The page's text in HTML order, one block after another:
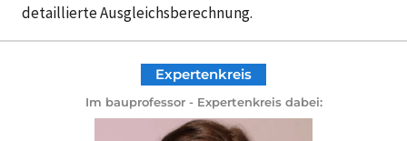
detaillierte Ausgleichsberechnung.
Expertenkreis
Im bauprofessor - Expertenkreis dabei: